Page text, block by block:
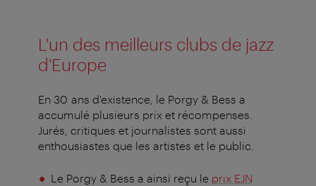
L'un des meilleurs clubs de jazz
d'Europe
En 30 ans d'existence, le Porgy & Bess a
accumulé plusieurs prix et récompenses.
Jurés, critiques et journalistes sont aussi
enthousiastes que les artistes et le public.
Le Porgy & Bess a ainsi reçu le prix EJN